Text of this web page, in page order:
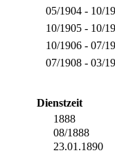
05/1904 - 10/
10/1905 - 10/
10/1906 - 07/
07/1908 - 03/
Dienstzeit
1888
08/1888
23.01.1890